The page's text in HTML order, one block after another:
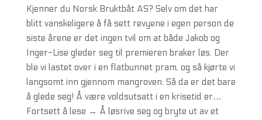
Kjenner du Norsk Bruktbåt AS? Selv om det har
blitt vanskeligere å få sett revyene i egen person de
siste årene er det ingen tvil om at både Jakob og
Inger-Lise gleder seg til premieren braker løs. Der
ble vi lastet over i en flatbunnet pram, og så kjørte vi
langsomt inn gjennom mangroven. Så da er det bare
å glede seg! Å være voldsutsatt i en krisetid er…
Fortsett å lese → Å løsrive seg og bryte ut av et